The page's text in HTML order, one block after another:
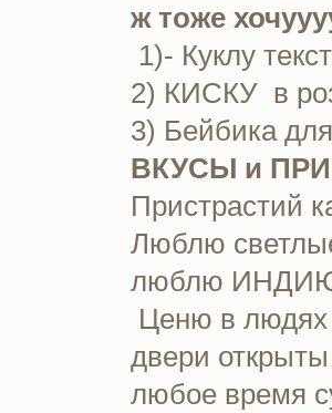
ж тоже
1)- Куклу
2) КИСКУ в
3) Бейбика
ВКУСЫ и
Пристрастий
Люблю
люблю
Ценю в людях
двери
любое время